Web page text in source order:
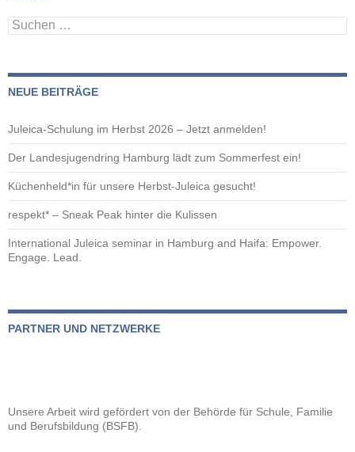
Suchen
nach:
NEUE BEITRÄGE
Juleica-Schulung im Herbst 2026 – Jetzt anmelden!
Der Landesjugendring Hamburg lädt zum Sommerfest ein!
Küchenheld*in für unsere Herbst-Juleica gesucht!
respekt* – Sneak Peak hinter die Kulissen
International Juleica seminar in Hamburg and Haifa: Empower.
Engage. Lead.
PARTNER UND NETZWERKE
Unsere Arbeit wird gefördert von der Behörde für Schule, Familie
und Berufsbildung (BSFB).